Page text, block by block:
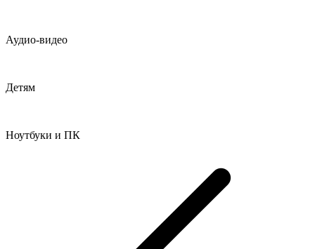
Аудио-видео
Детям
Ноутбуки и ПК